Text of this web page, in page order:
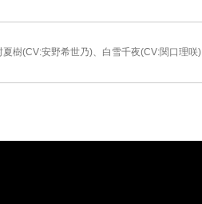
樹(CV:安野希世乃)、白雪千夜(CV:関口理咲)